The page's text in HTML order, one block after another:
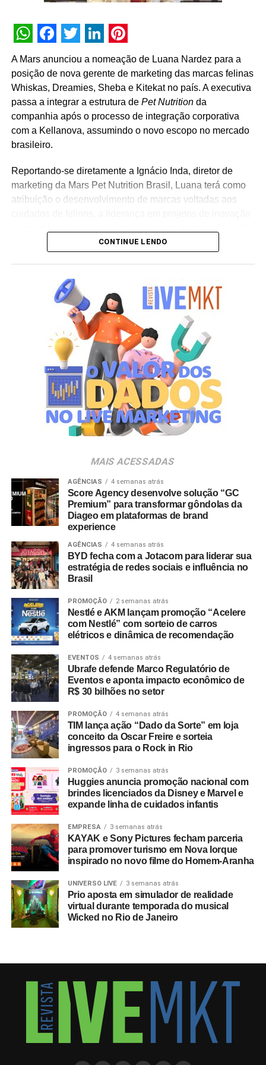
Telefônica e Instituto Vivo, além de organizações sociais
Comitê de Inovação do IBGC – Instituto Brasileiro de
de Governança do GIFE – Grupo de Institutos, Fundações
e Empresas, do Conselho Consultivo da GRI Brasil e do
Conselho Fiscal do ICE – Instituto de Cidadania
Empresarial. Além de atuar coo mentor de startups de
impacto socioambiental.
TÓPICOS RELACIONADOS:
A SEGUIR
iD\TBWA reforça time com a chegada de novos
diretores
inteligência artificial.
WhatsApp
Facebook
Twitter
LinkedIn
Pinterest
A Mars anunciou a nomeação de Luana Nardez para a
posição de nova gerente de marketing das marcas felinas
Whiskas, Dreamies, Sheba e Kitekat no país. A executiva
passa a integrar a estrutura de Pet Nutritionda
companhia após o processo de integração corporativa
com a Kellanova, assumindo o novo escopo no mercado
brasileiro.
Reportando-se diretamente a Ignácio Inda, diretor de
marketing da Mars Pet Nutrition Brasil, Luana terá como
atribuição o desenvolvimento de marcas voltadas aos
relacionamento das linhas com os tutores de animais no
motiva muito. Quero contribuir para o desenvolvimento
dessas marcas no Brasil e fortalecer ainda mais sua
conexão com os tutores. Saber que nosso trabalho
contribui para o propósito da Mars de criar um mundo
melhor para os pets e para as pessoas que cuidam deles
torna essa nova etapa ainda mais significativa”, ressalta
Luana Nardez.
Para o diretor da área, a movimentação reforça a
competitividade da empresa no setor. “A Luana reúne
uma sólida experiência em marketing, inovação e gestão
de marcas. Sua visão de negócios e sua trajetória na
continuarmos desenvolvendo nossas marcas e
ampliando sua relevância junto aos tutores brasileiros”,
destaca Ignácio Inda.
CONTINUE LENDO
MAIS ACESSADAS
AGÊNCIAS 4 semanas atrás
Score Agency desenvolve solução “GC
Premium” para transformar gôndolas da
Diageo em plataformas de brand
experience
AGÊNCIAS 4 semanas atrás
BYD fecha com a Jotacom para liderar sua
estratégia de redes sociais e influência no
Brasil
PROMOÇÃO 2 semanas atrás
Nestlé e AKM lançam promoção “Acelere
com Nestlé” com sorteio de carros
elétricos e dinâmica de recomendação
EVENTOS 4 semanas atrás
Ubrafe defende Marco Regulatório de
Eventos e aponta impacto econômico de
R$ 30 bilhões no setor
PROMOÇÃO 4 semanas atrás
TIM lança ação “Dado da Sorte” em loja
conceito da Oscar Freire e sorteia
ingressos para o Rock in Rio
PROMOÇÃO 3 semanas atrás
Huggies anuncia promoção nacional com
brindes licenciados da Disney e Marvel e
expande linha de cuidados infantis
EMPRESA 3 semanas atrás
KAYAK e Sony Pictures fecham parceria
para promover turismo em Nova Iorque
inspirado no novo filme do Homem-Aranha
UNIVERSO LIVE 3 semanas atrás
Prio aposta em simulador de realidade
virtual durante temporada do musical
Wicked no Rio de Janeiro